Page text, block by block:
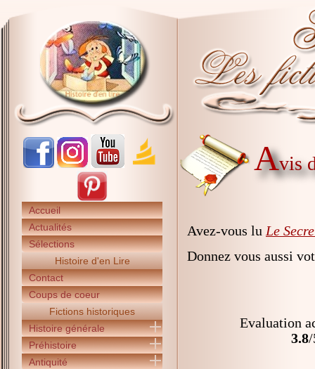
Accueil
Actualités
Sélections
Histoire d'en Lire
Contact
Coups de coeur
Fictions historiques
Histoire générale
Préhistoire
Antiquité
Avis
Avez-vous lu Le
Donnez vous aussi
Evaluation
3.8/